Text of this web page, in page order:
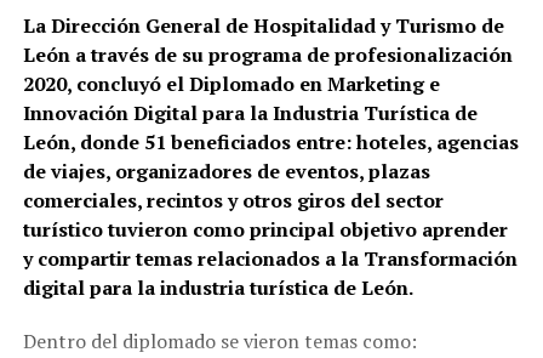
La Dirección General de Hospitalidad y Turismo de
León a través de su programa de profesionalización
2020, concluyó el Diplomado en Marketing e
Innovación Digital para la Industria Turística de
León, donde 51 beneficiados entre: hoteles, agencias
de viajes, organizadores de eventos, plazas
comerciales, recintos y otros giros del sector
turístico tuvieron como principal objetivo aprender
y compartir temas relacionados a la Transformación
digital para la industria turística de León.
Dentro del diplomado se vieron temas como: